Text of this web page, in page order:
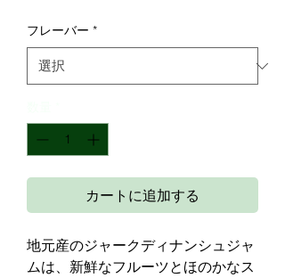
フレーバー *
カートに追加する
地元産のジャークディナンシュジャ
ムは、新鮮なフルーツとほのかなス